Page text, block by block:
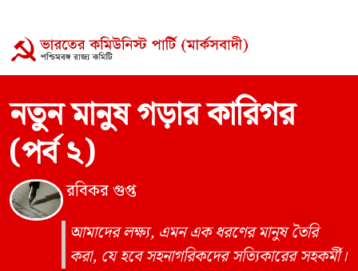
নতুন মানুষ গড়ার কারিগর
(পর্ব ২)
রবিকর গুপ্ত
আমাদের লক্ষ্য, এমন এক ধরণের মানুষ তৈরি
করা, যে হবে সহনাগরিকদের সত্যিকারের সহকর্মী।